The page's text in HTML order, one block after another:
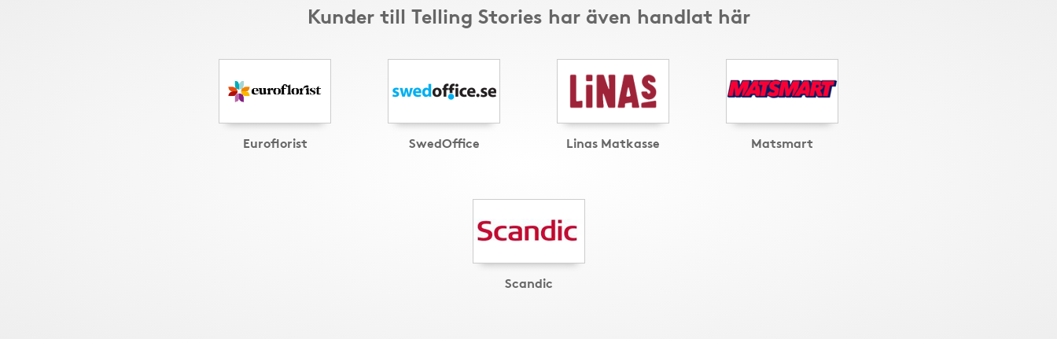
Kunder till Telling Stories har även handlat här
Euroflorist SwedOffice Linas Matkasse Matsmart
Scandic